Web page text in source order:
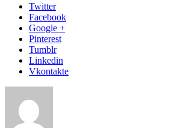
Twitter
Facebook
Google +
Pinterest
Tumblr
Linkedin
Vkontakte